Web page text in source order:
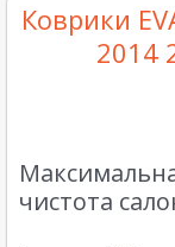
Коврики
2014
чистота